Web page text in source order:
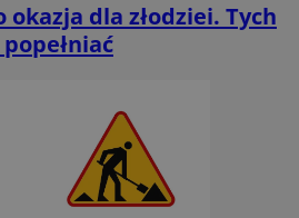
dla złodziei. Tych